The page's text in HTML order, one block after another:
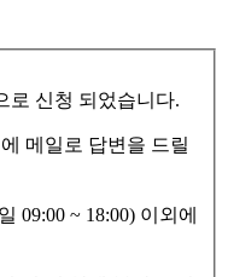
로 신청 되었습니다.
메일로 답변을 드릴
09:00 ~ 18:00) 이외에